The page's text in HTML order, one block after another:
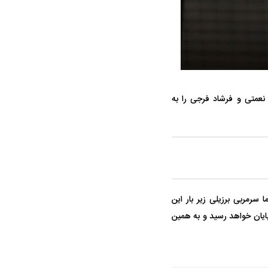
نعمتی و فرشاد فرجی را به
جدایی ۲ مدافع تیمش را بدهد، اما سرمربی برزیلی زیر بار این
خواهد رسید و به همین
سریع‌تر، پنهان‌کارتر و